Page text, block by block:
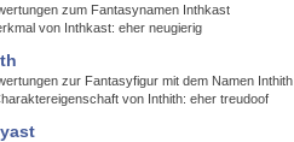
zum Fantasynamen Inthkast
von Inthkast: eher neugierig
zur Fantasyfigur mit dem Namen Inthith
von Inthith: eher treudoof